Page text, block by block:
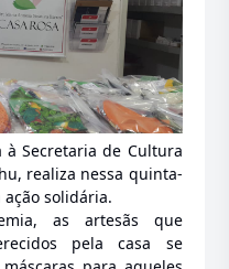
à Secretaria de Cultura
realiza nessa quinta-
solidária.
as artesãs que
pela casa se